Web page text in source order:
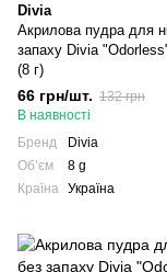
Divia
Акрилова пудра для
запаху Divia
(8 г)
66 грн/шт. 132 грн
В наявності
Бренд
Divia
Обʼєм
8 g
Країна
Україна